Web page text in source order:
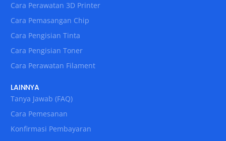
Cara Perawatan 3D Printer
Cara Pemasangan Chip
Cara Pengisian Tinta
Cara Pengisian Toner
Cara Perawatan Filament
LAINNYA
Tanya Jawab (FAQ)
Cara Pemesanan
Konfirmasi Pembayaran